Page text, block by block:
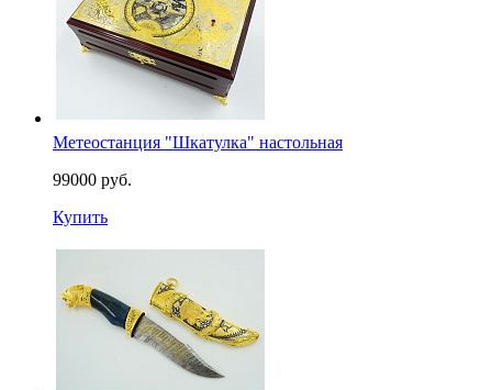
Метеостанция "Шкатулка" настольная
99000 руб.
Купить